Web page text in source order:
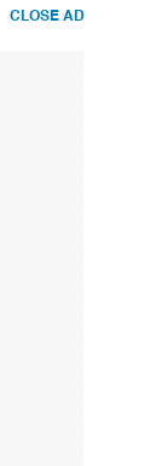
CLOSE AD